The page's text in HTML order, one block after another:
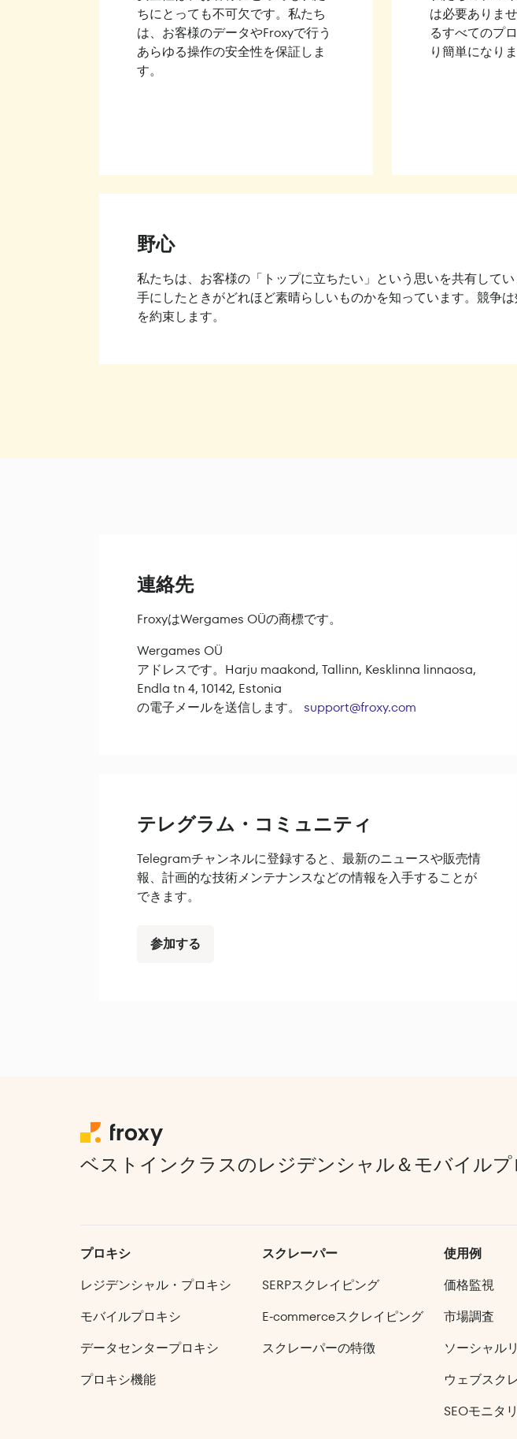
ちにとっても不可欠です。私たち
は、お客様のデータやFroxyで行う
あらゆる操作の安全性を保証しま
す。
は必要ありま
るすべてのプ
り簡単になりま
野心
私たちは、お客様の「トップに立ちたい」という思いを共有して
手にしたときがどれほど素晴らしいものかを知っています。競争
を約束します。
連絡先
FroxyはWergames OÜの商標です。
Wergames OÜ
アドレスです。Harju maakond, Tallinn, Kesklinna linnaosa,
Endla tn 4, 10142, Estonia
の電子メールを送信します。 support@froxy.com
テレグラム・コミュニティ
Telegramチャンネルに登録すると、最新のニュースや販売情
報、計画的な技術メンテナンスなどの情報を入手することが
できます。
参加する
ベストインクラスのレジデンシャル＆モバイルプ
プロキシ
レジデンシャル・プロキシ
モバイルプロキシ
データセンタープロキシ
プロキシ機能
スクレーパー
SERPスクレイピング
E‑commerceスクレイピング
スクレーパーの特徴
使用例
価格監視
市場調査
ソーシャル
ウェブスク
SEOモニタ